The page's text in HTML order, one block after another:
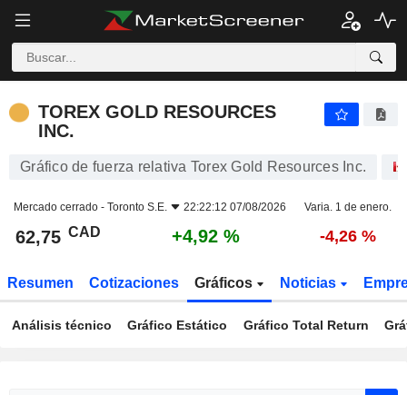
TOREX GOLD RESOURCES
INC.
Gráfico de fuerza relativa Torex Gold Resources Inc.
Mercado cerrado - Toronto S.E. 22:22:12 07/08/2026 Varia. 1 de enero.
62,75 CAD +4,92 % -4,26 %
Resumen Cotizaciones Gráficos Noticias
Análisis técnico Gráfico Estático Gráfico Total Return